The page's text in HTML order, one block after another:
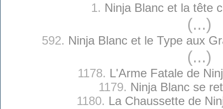
1. Ninja Blanc et la tête
(...)
592. Ninja Blanc et le Type aux
(...)
1178. L'Arme Fatale de
1179. Ninja Blanc se
1180. La Chaussette de